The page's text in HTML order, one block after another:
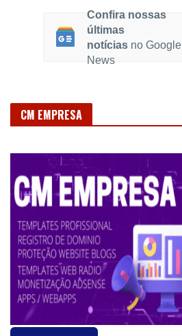
Confira nossas
últimas
notíciasno Google
News
CM EMPRESA